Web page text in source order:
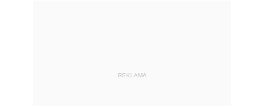
REKLAMA